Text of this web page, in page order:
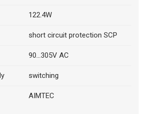
122.4W
short circuit protection SCP
90...305V AC
switching
AIMTEC